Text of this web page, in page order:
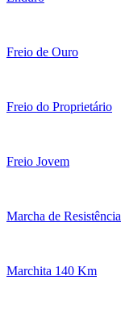
Freio de Ouro
Freio do Proprietário
Freio Jovem
Marcha de Resistência
Marchita 140 Km